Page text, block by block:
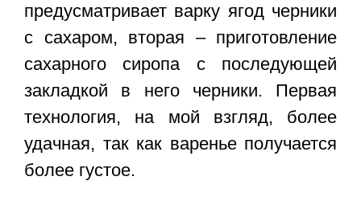
предусматривает варку ягод черники
с сахаром, вторая – приготовление
сахарного сиропа с последующей
закладкой в него черники. Первая
технология, на мой взгляд, более
удачная, так как варенье получается
более густое.